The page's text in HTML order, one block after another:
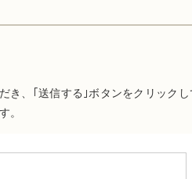
、｢送信する｣ボタンをクリックし
。